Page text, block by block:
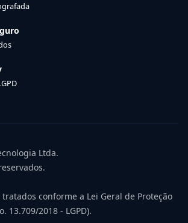
Ltda.
tratados conforme a Lei Geral de Proteção
13.709/2018 - LGPD).